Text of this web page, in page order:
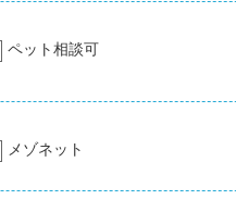
ペット相談可
メゾネット